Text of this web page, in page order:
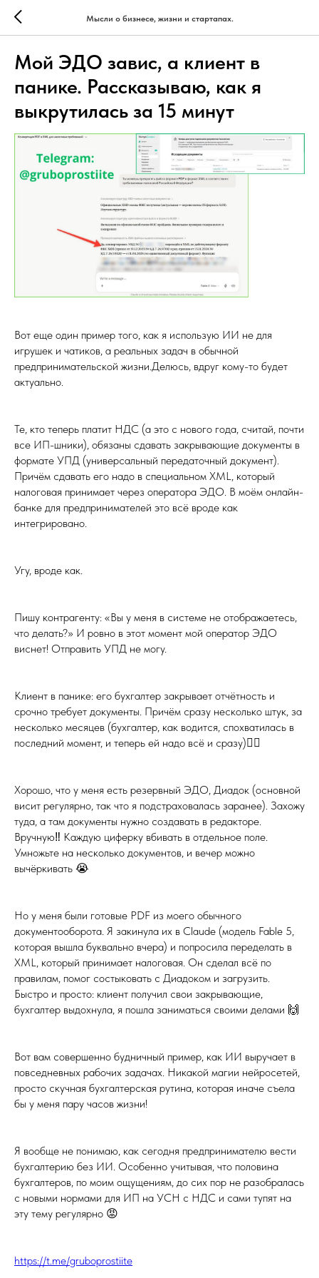
Мысли о бизнесе, жизни и стартапах.
Мой ЭДО завис, а клиент в
панике. Рассказываю, как я
выкрутилась за 15 минут
Вот еще один пример того, как я использую ИИ не для
игрушек и чатиков, а реальных задач в обычной
предпринимательской жизни.Делюсь, вдруг кому-то будет
актуально.
Те, кто теперь платит НДС (а это с нового года, считай, почти
все ИП-шники), обязаны сдавать закрывающие документы в
формате УПД (универсальный передаточный документ).
Причём сдавать его надо в специальном XML, который
налоговая принимает через оператора ЭДО. В моём онлайн-
банке для предпринимателей это всё вроде как
интегрировано.
Угу, вроде как.
Пишу контрагенту: «Вы у меня в системе не отображаетесь,
что делать?» И ровно в этот момент мой оператор ЭДО
виснет! Отправить УПД не могу.
Клиент в панике: его бухгалтер закрывает отчётность и
срочно требует документы. Причём сразу несколько штук, за
несколько месяцев (бухгалтер, как водится, спохватилась в
последний момент, и теперь ей надо всё и сразу)🤦‍♀️
Хорошо, что у меня есть резервный ЭДО, Диадок (основной
висит регулярно, так что я подстраховалась заранее). Захожу
туда, а там документы нужно создавать в редакторе.
Вручную‼️ Каждую циферку вбивать в отдельное поле.
Умножьте на несколько документов, и вечер можно
вычёркивать 😭
Но у меня были готовые PDF из моего обычного
документооборота. Я закинула их в Claude (модель Fable 5,
которая вышла буквально вчера) и попросила переделать в
XML, который принимает налоговая. Он сделал всё по
правилам, помог состыковать с Диадоком и загрузить.
Быстро и просто: клиент получил свои закрывающие,
бухгалтер выдохнула, я пошла заниматься своими делами 🙌
Вот вам совершенно будничный пример, как ИИ выручает в
повседневных рабочих задачах. Никакой магии нейросетей,
просто скучная бухгалтерская рутина, которая иначе съела
бы у меня пару часов жизни!
Я вообще не понимаю, как сегодня предпринимателю вести
бухгалтерию без ИИ. Особенно учитывая, что половина
бухгалтеров, по моим ощущениям, до сих пор не разобралась
с новыми нормами для ИП на УСН с НДС и сами тупят на
эту тему регулярно 😡
https://t.me/gruboprostiite